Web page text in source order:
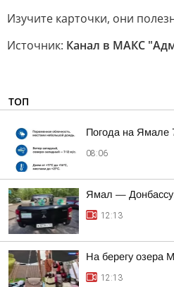
Изучите карточки, они
Источник: Канал в МАКС
ТОП
Погода на Ямале
08:06
Ямал —
12:13
На берегу озера
12:13